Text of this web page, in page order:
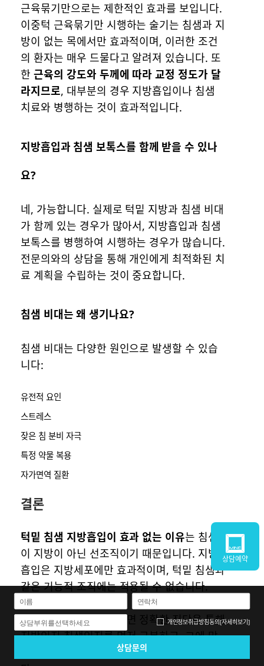
상담예약
근육묶기만으로는 제한적인 효과를 보입니다.
이중턱 근육묶기만 시행하는 술기는 침샘과 지
방이 없는 목에서만 효과적이며, 이러한 조건
의 환자는 매우 드물다고 알려져 있습니다. 또
한 근육의 강도와 두께에 따라 교정 정도가 달
라지므로, 대부분의 경우 지방흡입이나 침샘
치료와 병행하는 것이 효과적입니다.
지방흡입과 침샘 보톡스를 함께 받을 수 있나
요?
네, 가능합니다. 실제로 턱밑 지방과 침샘 비대
가 함께 있는 경우가 많아서, 지방흡입과 침샘
보톡스를 병행하여 시행하는 경우가 많습니다.
전문의와의 상담을 통해 개인에게 최적화된 치
료 계획을 수립하는 것이 중요합니다.
침샘 비대는 왜 생기나요?
침샘 비대는 다양한 원인으로 발생할 수 있습
니다:
유전적 요인
스트레스
잦은 침 분비 자극
특정 약물 복용
자가면역 질환
결론
턱밑 침샘 지방흡입이 효과 없는 이유는 침샘
이 지방이 아닌 선조직이기 때문입니다. 지방
흡입은 지방세포에만 효과적이며, 턱밑 침샘과
같은 기능적 조직에는 적용될 수 없습니다.
턱라인 개선을 원하신다면 정확한 진단을 통해
지방인지 침샘인지를 먼저 구분하고, 그에 맞
는 적절한 치료법을 선택하는 것이 중요합니
개인정보취급방침동의[자세히보기]
상담부위를선택하세요